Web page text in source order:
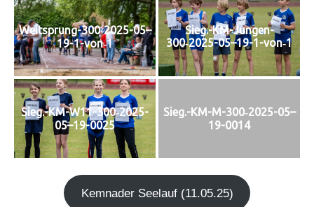
Weitsprung-300‑2025-05–
19-1-von‑1
Sieg.-KM-Jungen-
300‑2025-05–19-1-von‑1
Sieg.-KM-W11-300‑2025-
05–19-0025
Sieg.-KM-M-300‑2025-05–
19-0014
Kem­n­ader See­lauf (11.05.25)